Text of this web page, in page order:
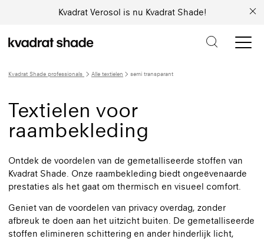
Kvadrat Verosol is nu Kvadrat Shade!
Kvadrat Shade professionals Alle textielen semi transparant
Textielen voor
raambekleding
Ontdek de voordelen van de gemetalliseerde stoffen van
Kvadrat Shade. Onze raambekleding biedt ongeëvenaarde
prestaties als het gaat om thermisch en visueel comfort.
Geniet van de voordelen van privacy overdag, zonder
afbreuk te doen aan het uitzicht buiten. De gemetalliseerde
stoffen elimineren schittering en ander hinderlijk licht,